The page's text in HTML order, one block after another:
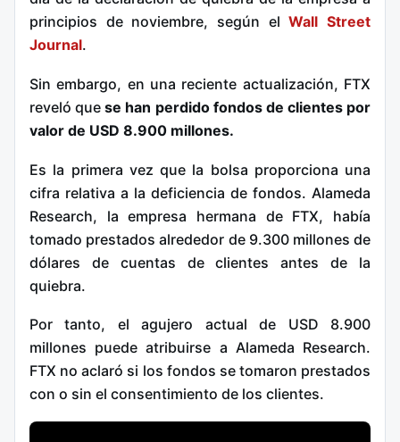
principios de noviembre, según elWall Street
Journal.
Sin embargo, en una reciente actualización, FTX
reveló que se han perdido fondos de clientes por
valor de USD 8.900 millones.
Es la primera vez que la bolsa proporciona una
cifra relativa a la deficiencia de fondos. Alameda
Research, la empresa hermana de FTX, había
tomado prestados alrededor de 9.300 millones de
dólares de cuentas de clientes antes de la
quiebra.
Por tanto, el agujero actual de USD 8.900
millones puede atribuirse a Alameda Research.
FTX no aclaró si los fondos se tomaron prestados
con o sin el consentimiento de los clientes.